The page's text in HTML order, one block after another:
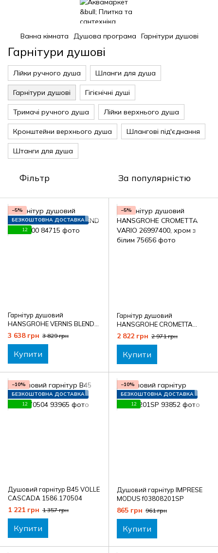
Ванна кімната Душова програма Гарнітури душові
Гарнітури душові
Лійки ручного душа Шланги для душа
Гарнітури душові Гігієнічні душі
Тримачі ручного душа Лійки верхнього душа
Кронштейни верхнього душа Шлангові під'єднання
Штанги для душа
Фільтр За популярністю
−5%
БЕЗКОШТОВНА ДОСТАВКА
12
Гарнітур душовий
HANSGROHE VERNIS BLEND
26279000
3 638 грн 3 829 грн
Купити
−5%
Гарнітур душовий
HANSGROHE CROMETTA
VARIO 26997400, хром з
2 822 грн 2 971 грн
Купити
−10%
БЕЗКОШТОВНА ДОСТАВКА
12
Душовий гарнітур B45 VOLLE
CASCADA 1586.170504
1 221 грн 1 357 грн
Купити
−10%
БЕЗКОШТОВНА ДОСТАВКА
12
Душовий гарнітур IMPRESE
MODUS f03808201SP
865 грн 961 грн
Купити